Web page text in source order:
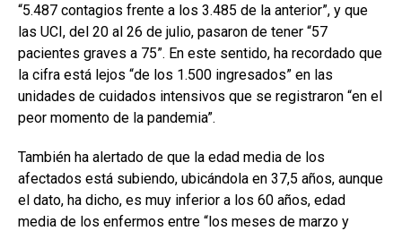
“5.487 contagios frente a los 3.485 de la anterior”, y que
las UCI, del 20 al 26 de julio, pasaron de tener “57
pacientes graves a 75”. En este sentido, ha recordado que
la cifra está lejos “de los 1.500 ingresados” en las
unidades de cuidados intensivos que se registraron “en el
peor momento de la pandemia”.
También ha alertado de que la edad media de los
afectados está subiendo, ubicándola en 37,5 años, aunque
el dato, ha dicho, es muy inferior a los 60 años, edad
media de los enfermos entre “los meses de marzo y